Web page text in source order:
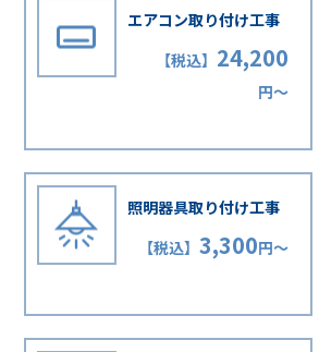
エアコン取り付け工事
【税込】 24,200
円〜
照明器具取り付け工事
【税込】3,300円〜